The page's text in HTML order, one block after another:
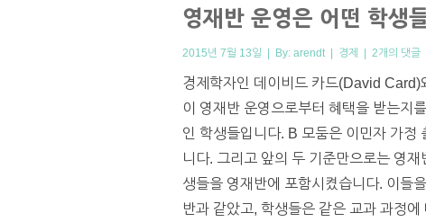
영재반 운영은 어떤 학생
2015년 7월 13일 | By: arendt| 경제 | 2개의 댓글
경제학자인 데이비드 카드(David
이 영재반 운영으로부터 혜택을 받는지를
인 학생들입니다. B 모둠은 이민자 가정
니다. 그리고 앞의 두 기준만으로는 영
생들을 영재반에 포함시켰습니다. 이들
반과 같았고, 학생들은 같은 교과 과정